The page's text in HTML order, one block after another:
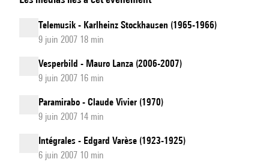
Telemusik - Karlheinz Stockhausen (1965-1966)
9 juin 2007 18 min
Vesperbild - Mauro Lanza (2006-2007)
9 juin 2007 16 min
Paramirabo - Claude Vivier (1970)
9 juin 2007 14 min
Intégrales - Edgard Varèse (1923-1925)
6 juin 2007 10 min